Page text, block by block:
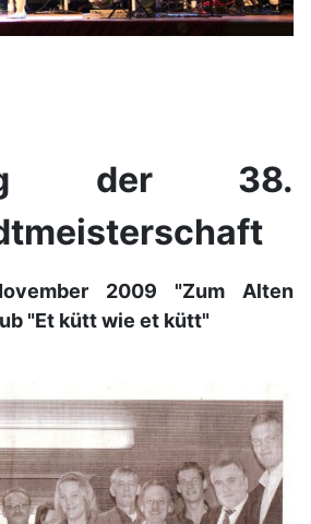
der 38.
2009 "Zum Alten
"Et kütt wie et kütt"